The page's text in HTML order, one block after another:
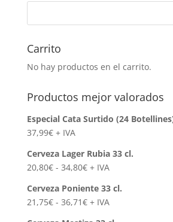
Carrito
No hay productos en el carrito.
Productos mejor valorados
Especial Cata Surtido (24
37,99€ + IVA
Cerveza Lager Rubia 33 cl.
20,80€ - 34,80€Rango
precios:
desde
+ IVA
Cerveza Poniente 33 cl.
21,75€ - 36,71€Rango
+ IVA